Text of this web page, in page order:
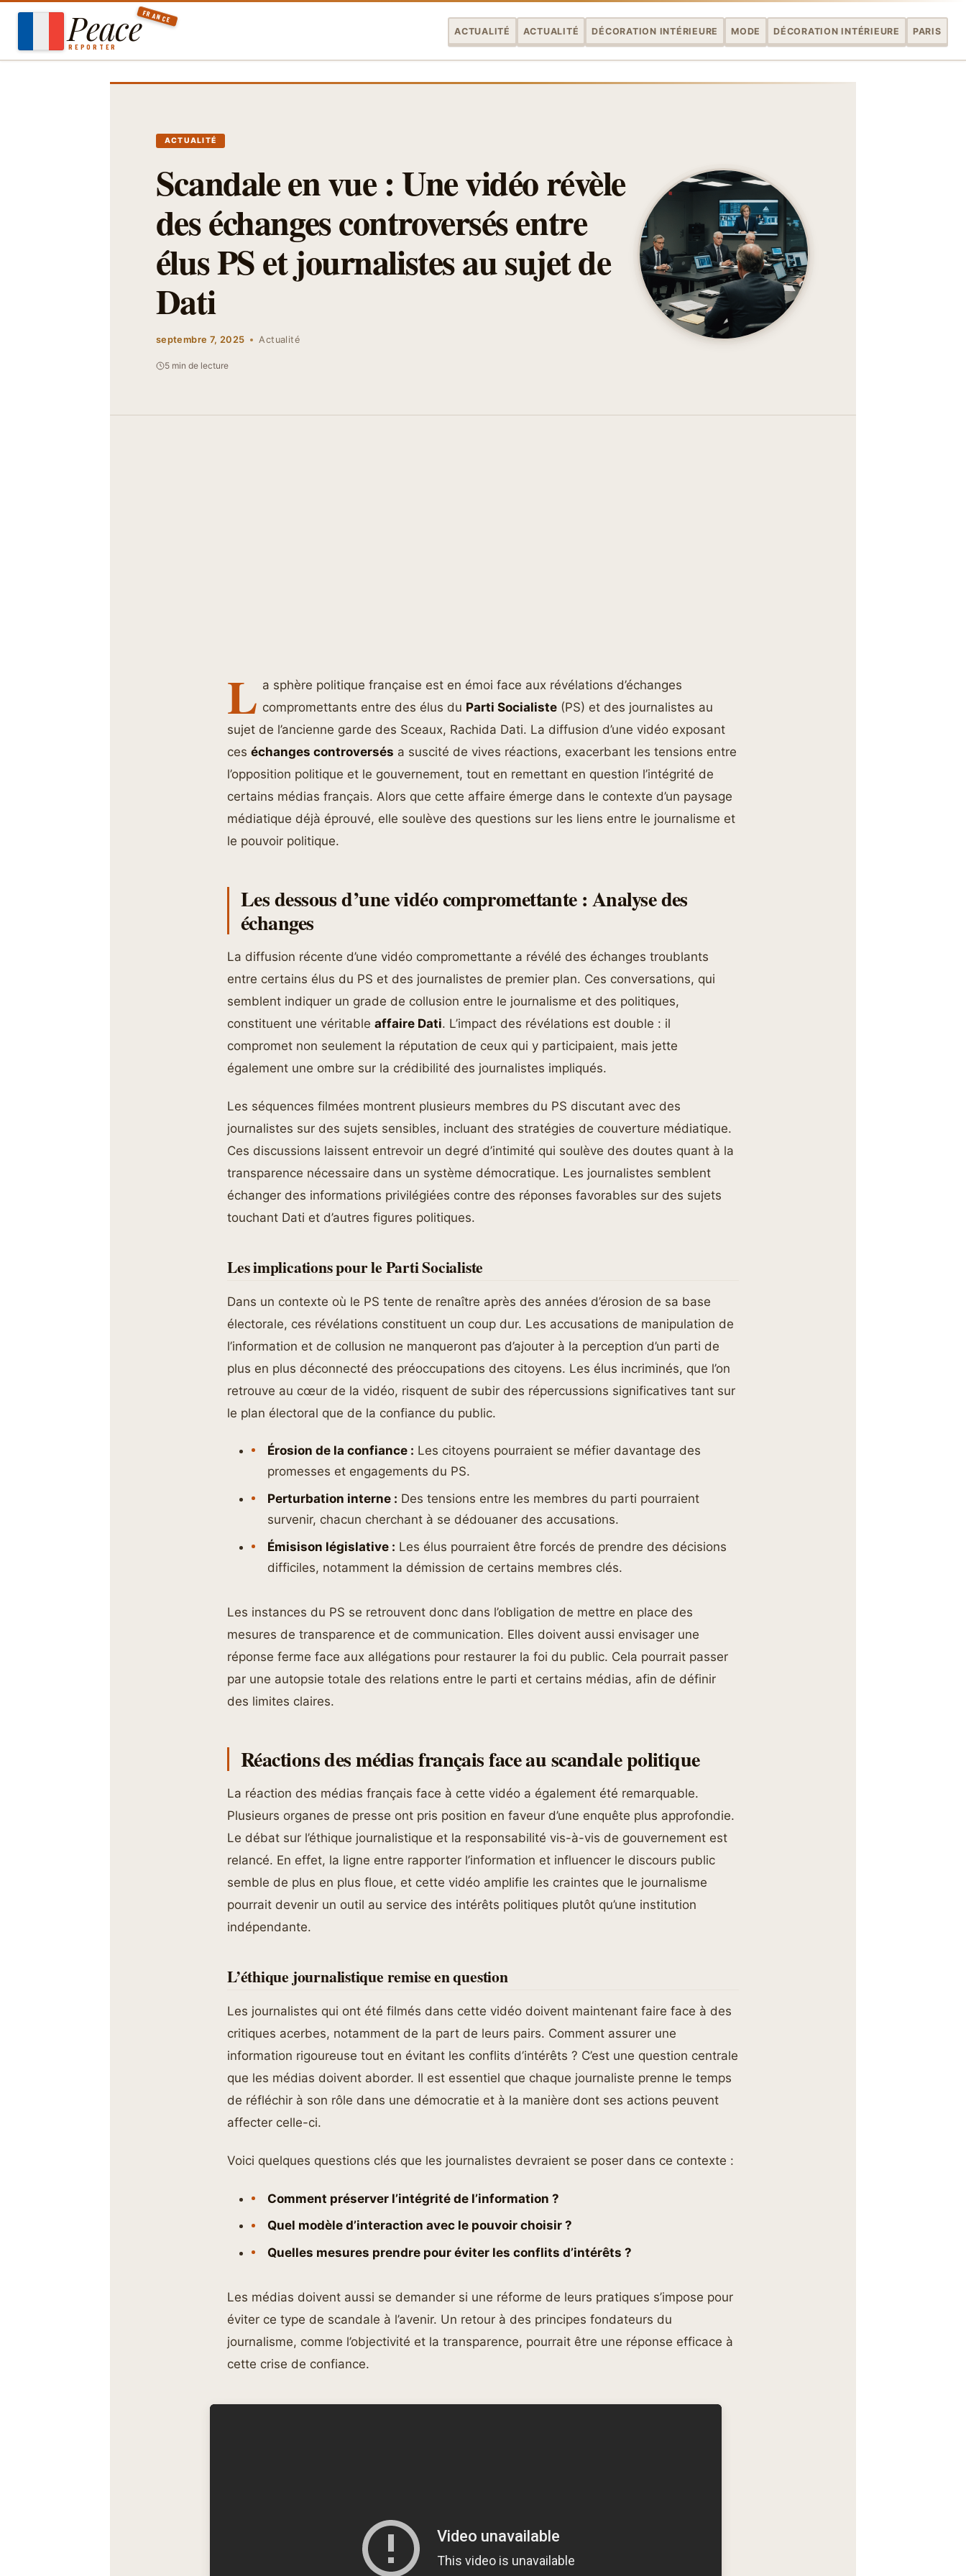
Aller
contenu
Peace
REPORTER
FRANCE
ACTUALITÉ ACTUALITÉ DÉCORATION INTÉRIEURE MODE DÉCORATION INTÉRIEURE PARIS
ACTUALITÉ
Scandale en vue : Une vidéo révèle
des échanges controversés entre
élus PS et journalistes au sujet de
Dati
septembre 7, 2025 Actualité
5 min de lecture
L a sphère politique française est en émoi face aux révélations d’échanges
compromettants entre des élus du Parti Socialiste (PS) et des journalistes au
sujet de l’ancienne garde des Sceaux, Rachida Dati. La diffusion d’une vidéo exposant
ces échanges controversés a suscité de vives réactions, exacerbant les tensions entre
l’opposition politique et le gouvernement, tout en remettant en question l’intégrité de
certains médias français. Alors que cette affaire émerge dans le contexte d’un paysage
médiatique déjà éprouvé, elle soulève des questions sur les liens entre le journalisme et
le pouvoir politique.
Les dessous d’une vidéo compromettante : Analyse des
échanges
La diffusion récente d’une vidéo compromettante a révélé des échanges troublants
entre certains élus du PS et des journalistes de premier plan. Ces conversations, qui
semblent indiquer un grade de collusion entre le journalisme et des politiques,
constituent une véritable affaire Dati. L’impact des révélations est double : il
compromet non seulement la réputation de ceux qui y participaient, mais jette
également une ombre sur la crédibilité des journalistes impliqués.
Les séquences filmées montrent plusieurs membres du PS discutant avec des
journalistes sur des sujets sensibles, incluant des stratégies de couverture médiatique.
Ces discussions laissent entrevoir un degré d’intimité qui soulève des doutes quant à la
transparence nécessaire dans un système démocratique. Les journalistes semblent
échanger des informations privilégiées contre des réponses favorables sur des sujets
touchant Dati et d’autres figures politiques.
Les implications pour le Parti Socialiste
Dans un contexte où le PS tente de renaître après des années d’érosion de sa base
électorale, ces révélations constituent un coup dur. Les accusations de manipulation de
l’information et de collusion ne manqueront pas d’ajouter à la perception d’un parti de
plus en plus déconnecté des préoccupations des citoyens. Les élus incriminés, que l’on
retrouve au cœur de la vidéo, risquent de subir des répercussions significatives tant sur
le plan électoral que de la confiance du public.
Érosion de la confiance : Les citoyens pourraient se méfier davantage des
promesses et engagements du PS.
Perturbation interne : Des tensions entre les membres du parti pourraient
survenir, chacun cherchant à se dédouaner des accusations.
Émisison législative : Les élus pourraient être forcés de prendre des décisions
difficiles, notamment la démission de certains membres clés.
Les instances du PS se retrouvent donc dans l’obligation de mettre en place des
mesures de transparence et de communication. Elles doivent aussi envisager une
réponse ferme face aux allégations pour restaurer la foi du public. Cela pourrait passer
par une autopsie totale des relations entre le parti et certains médias, afin de définir
des limites claires.
Réactions des médias français face au scandale politique
La réaction des médias français face à cette vidéo a également été remarquable.
Plusieurs organes de presse ont pris position en faveur d’une enquête plus approfondie.
Le débat sur l’éthique journalistique et la responsabilité vis-à-vis de gouvernement est
relancé. En effet, la ligne entre rapporter l’information et influencer le discours public
semble de plus en plus floue, et cette vidéo amplifie les craintes que le journalisme
pourrait devenir un outil au service des intérêts politiques plutôt qu’une institution
indépendante.
L’éthique journalistique remise en question
Les journalistes qui ont été filmés dans cette vidéo doivent maintenant faire face à des
critiques acerbes, notamment de la part de leurs pairs. Comment assurer une
information rigoureuse tout en évitant les conflits d’intérêts ? C’est une question centrale
que les médias doivent aborder. Il est essentiel que chaque journaliste prenne le temps
de réfléchir à son rôle dans une démocratie et à la manière dont ses actions peuvent
affecter celle-ci.
Voici quelques questions clés que les journalistes devraient se poser dans ce contexte :
Comment préserver l’intégrité de l’information ?
Quel modèle d’interaction avec le pouvoir choisir ?
Quelles mesures prendre pour éviter les conflits d’intérêts ?
Les médias doivent aussi se demander si une réforme de leurs pratiques s’impose pour
éviter ce type de scandale à l’avenir. Un retour à des principes fondateurs du
journalisme, comme l’objectivité et la transparence, pourrait être une réponse efficace à
cette crise de confiance.